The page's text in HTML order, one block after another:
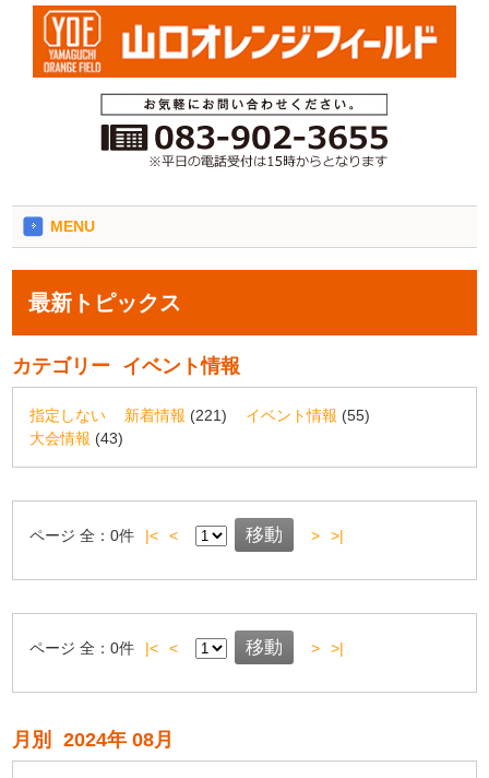
MENU
最新トピックス
カテゴリー イベント情報
指定しない 新着情報 (221) イベント情報 (55)
大会情報 (43)
ページ 全：0件 |< < > >|
ページ 全：0件 |< < > >|
月別 2024年 08月